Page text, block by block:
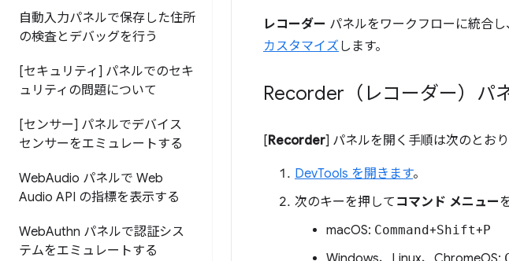
自動入力パネルで保存した住所
の検査とデバッグを行う
[セキュリティ] パネルでのセキ
ュリティの問題について
[センサー] パネルでデバイス
センサーをエミュレートする
WebAudio パネルで Web
Audio API の指標を表示する
WebAuthn パネルで認証シス
テムをエミュレートする
レコーダー パネルをワークフローに統合し
カスタマイズ します。
Recorder（レコーダー）パ
[Recorder] パネルを開く手順は次のとおり
DevTools を開きます。
次のキーを押して コマンド メニュー
macOS: Command+Shift+P